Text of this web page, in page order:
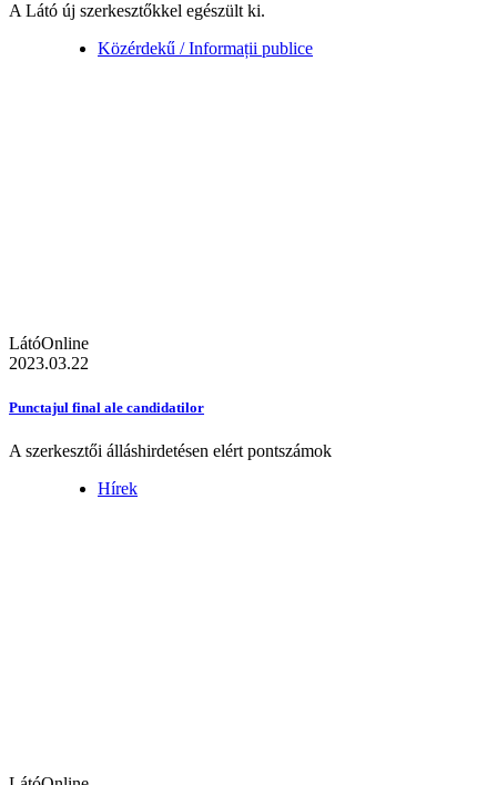
A Látó új szerkesztőkkel egészült ki.
Közérdekű / Informații publice
LátóOnline
2023.03.22
Punctajul final ale candidatilor
A szerkesztői álláshirdetésen elért pontszámok
Hírek